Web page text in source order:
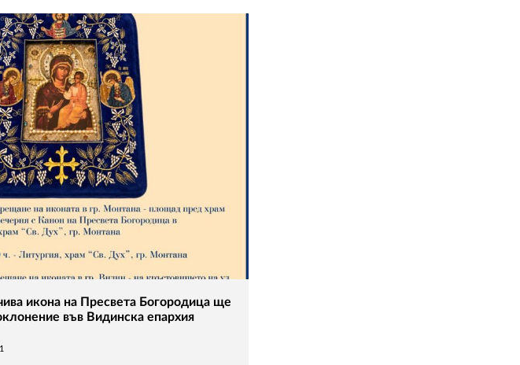
икона на Пресвета Богородица ще
във Видинска епархия